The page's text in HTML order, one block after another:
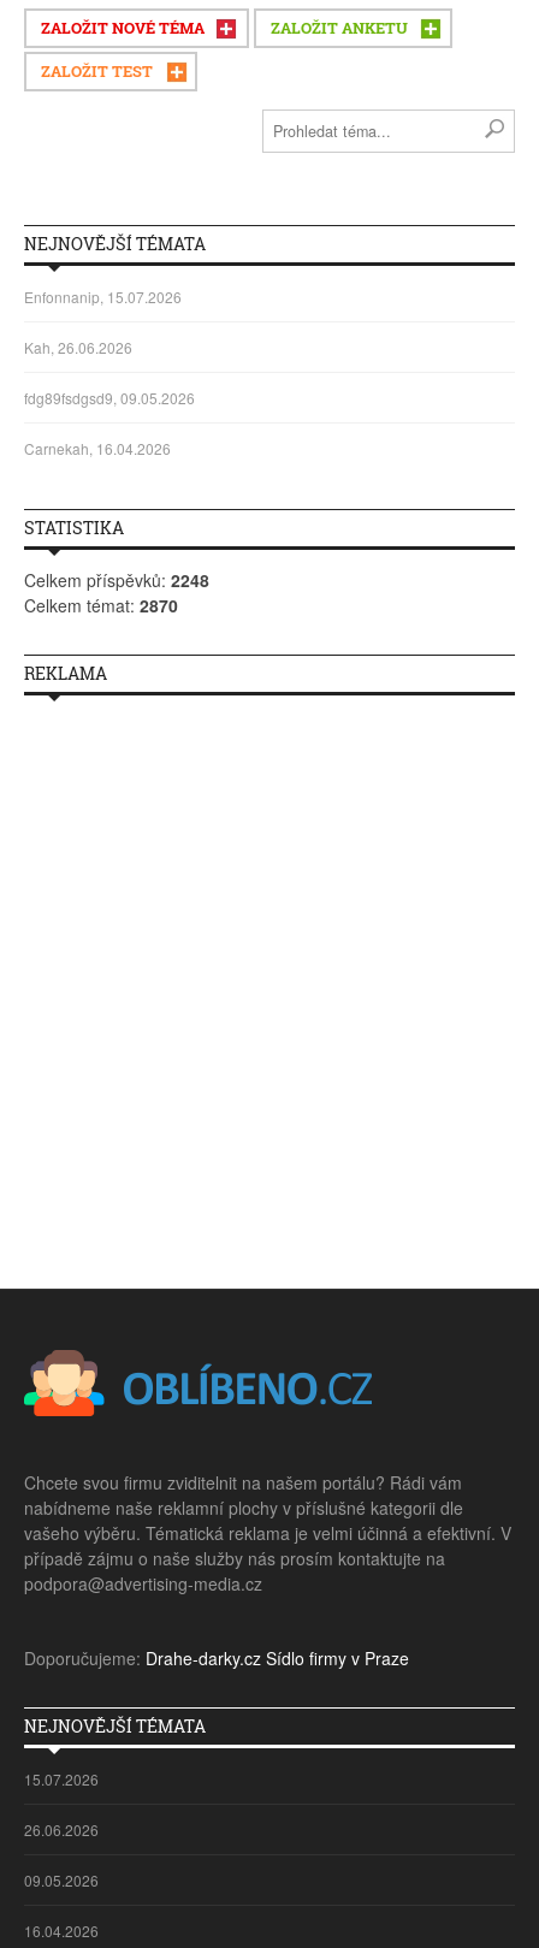
ZALOŽIT NOVÉ TÉMA ZALOŽIT ANKETU
ZALOŽIT TEST
NEJNOVĚJŠÍ TÉMATA
Enfonnanip, 15.07.2026
Kah, 26.06.2026
fdg89fsdgsd9, 09.05.2026
Carnekah, 16.04.2026
STATISTIKA
Celkem příspěvků: 2248
Celkem témat: 2870
REKLAMA
Chcete svou firmu zviditelnit na našem portálu? Rádi vám
nabídneme naše reklamní plochy v příslušné kategorii dle
vašeho výběru. Tématická reklama je velmi účinná a efektivní. V
případě zájmu o naše služby nás prosím kontaktujte na
podpora@advertising-media.cz
Doporučujeme: Drahe-darky.cz Sídlo firmy v Praze
NEJNOVĚJŠÍ TÉMATA
15.07.2026
26.06.2026
09.05.2026
16.04.2026